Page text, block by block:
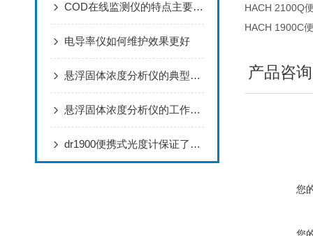
COD在线监测仪的特点主要表现为三个方面
电导率仪如何维护效果更好
悬浮固体浓度分析仪的典型应用及特征，优势显著，就差你没看了
悬浮固体浓度分析仪的工作原理与应用
dr1900便携式光度计保证了分析结果的可靠性准确
HACH 2100Q
HACH 1900C
产品咨询
您